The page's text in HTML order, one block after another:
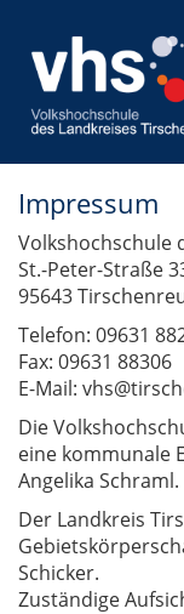
Impressum
Volkshochschule
St.-Peter-Straße
95643
Telefon: 09631
Fax: 09631 88306
E-Mail:
Die
eine kommunale
Angelika Schraml.
Der Landkreis
Schicker.
Zuständige